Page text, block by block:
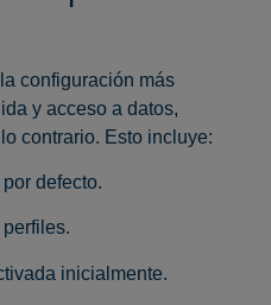
configuración más
y acceso a datos,
contrario. Esto incluye:
defecto.
inicialmente.